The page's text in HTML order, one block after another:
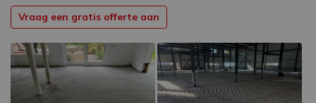
Vraag een gratis offerte aan